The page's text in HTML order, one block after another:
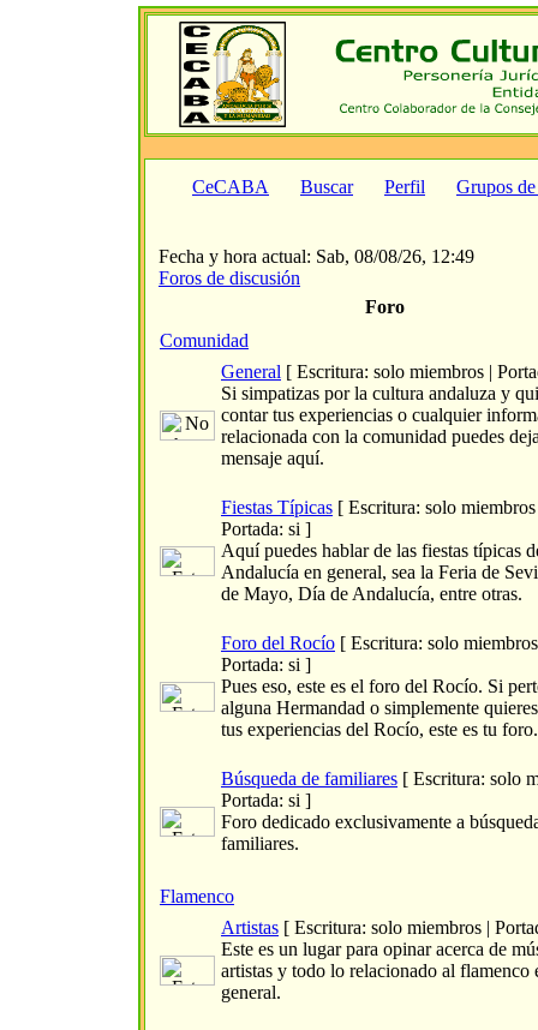
CeCABA Buscar Perfil Grupos
Fecha y hora actual: Sab, 08/08/26, 12:49
Foros de discusión
Foro
Comunidad
General [ Escritura: solo miembros |
Si simpatizas por la cultura andaluza y
contar tus experiencias o cualquier
relacionada con la comunidad puedes
mensaje aquí.
Fiestas Típicas [ Escritura: solo miembros
Portada: si ]
Aquí puedes hablar de las fiestas típicas
Andalucía en general, sea la Feria de
de Mayo, Día de Andalucía, entre otras.
Foro del Rocío [ Escritura: solo
Portada: si ]
Pues eso, este es el foro del Rocío. Si
alguna Hermandad o simplemente
tus experiencias del Rocío, este es tu foro.
Búsqueda de familiares [ Escritura: solo
Portada: si ]
Foro dedicado exclusivamente a
familiares.
Flamenco
Artistas [ Escritura: solo miembros |
Este es un lugar para opinar acerca de
artistas y todo lo relacionado al flamenco
general.